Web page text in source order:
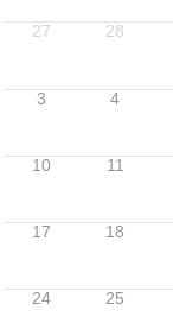
27 28
3 4
10 11
17 18
24 25